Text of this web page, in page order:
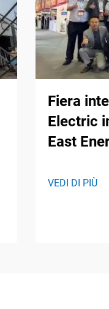
Fiera
Electric
East
VEDI DI PIÙ